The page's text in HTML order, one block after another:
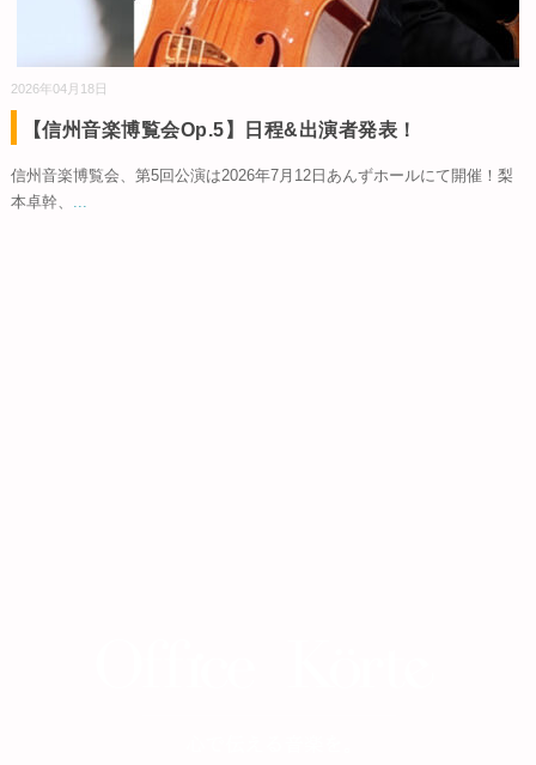
2026年04月18日
【信州音楽博覧会Op.5】日程&出演者発表！
信州音楽博覧会、第5回公演は2026年7月12日あんずホールにて開催！梨
本卓幹、 ...